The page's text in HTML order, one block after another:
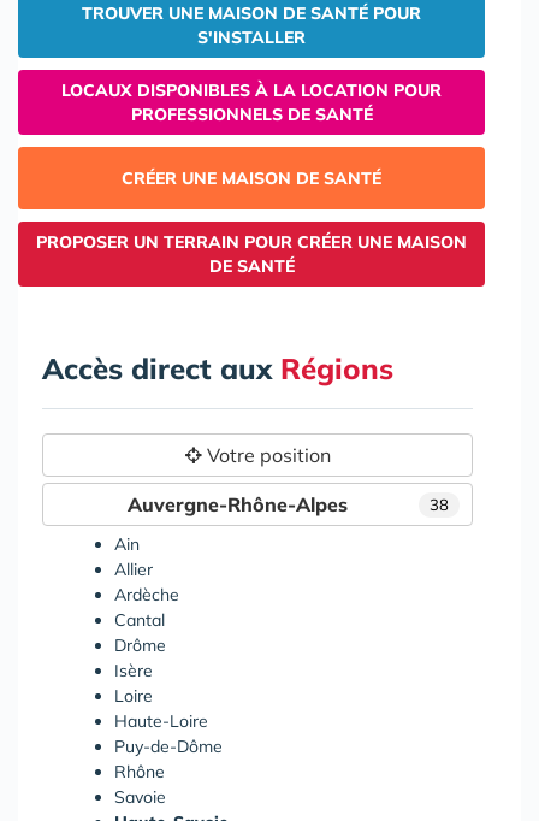
TROUVER UNE MAISON DE SANTÉ POUR
S'INSTALLER
LOCAUX DISPONIBLES À LA LOCATION POUR
PROFESSIONNELS DE SANTÉ
CRÉER UNE MAISON DE SANTÉ
PROPOSER UN TERRAIN POUR CRÉER UNE MAISON
DE SANTÉ
Accès direct aux Régions
Votre position
38
Auvergne-Rhône-Alpes
Ain
Allier
Ardèche
Cantal
Drôme
Isère
Loire
Haute-Loire
Puy-de-Dôme
Rhône
Savoie